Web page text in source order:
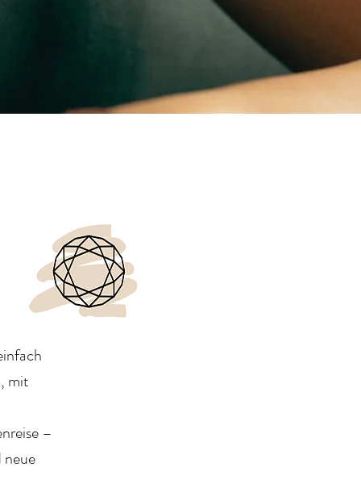
mit
–
neue